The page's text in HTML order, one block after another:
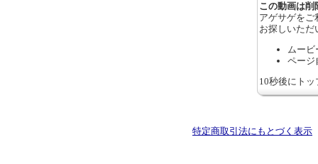
この動画は削
アゲサゲをご
お探しいただ
ムービ
ページ
10秒後にト
特定商取引法にもとづく表示